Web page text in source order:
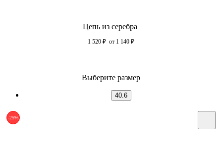
Цепь из серебра
1 520 ₽ от 1 140 ₽
Выберите размер
40.6
-25%